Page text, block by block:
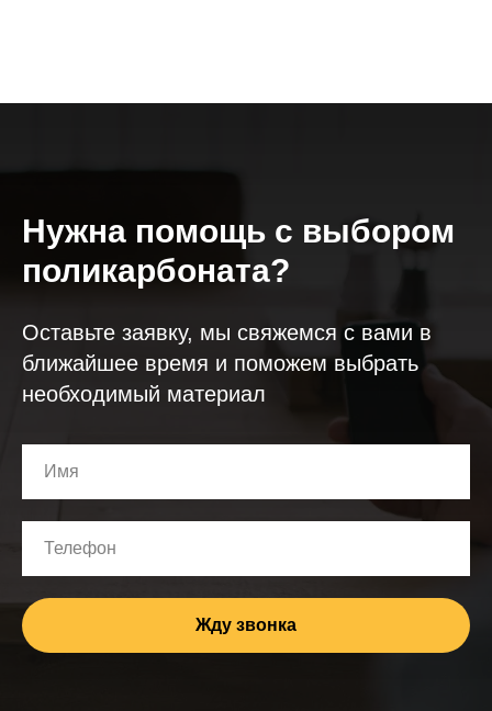
Нужна помощь с выбором
поликарбоната?
Оставьте заявку, мы свяжемся с вами в
ближайшее время и поможем выбрать
необходимый материал
Имя
Телефон
Жду звонка